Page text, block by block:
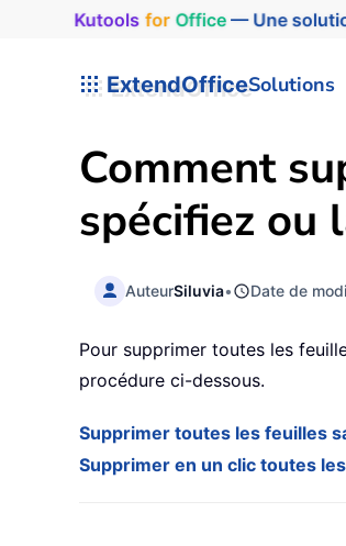
Kutools for Office— Une
ExtendOfficeSolutions
Comment
spécifiez ou
AuteurSiluvia• Date de
Pour supprimer toutes les
procédure ci-dessous.
Supprimer toutes les feuilles
Supprimer en un clic toutes